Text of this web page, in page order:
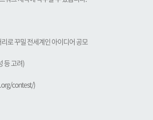
로 꾸밀 전세계인 아이디어 공모
등 고려)
contest/)